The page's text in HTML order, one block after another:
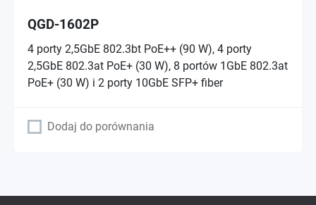
QGD-1602P
4 porty 2,5GbE 802.3bt PoE++ (90 W), 4 porty
2,5GbE 802.3at PoE+ (30 W), 8 portów 1GbE 802.3at
PoE+ (30 W) i 2 porty 10GbE SFP+ fiber
Dodaj do porównania